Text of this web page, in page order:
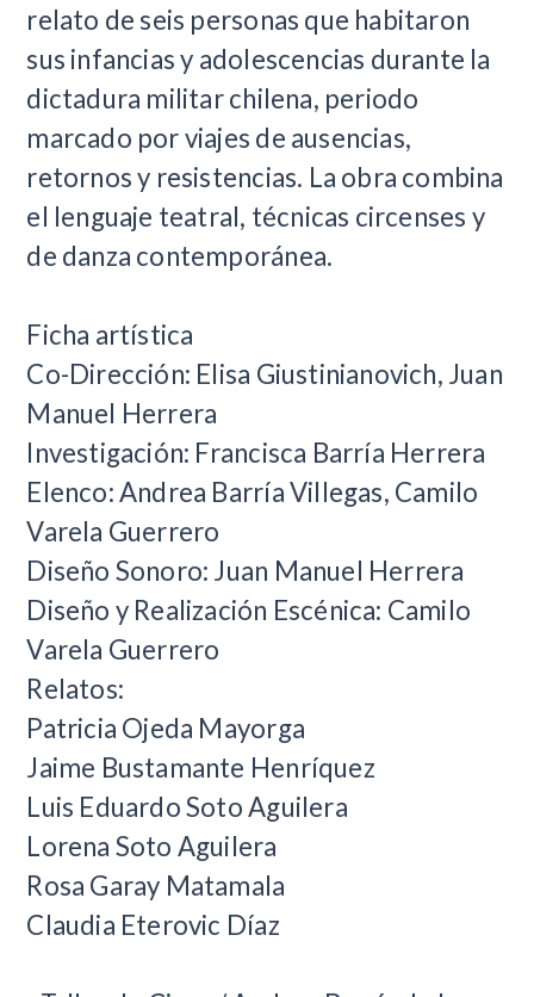
relato de seis personas que habitaron
sus infancias y adolescencias durante la
dictadura militar chilena, periodo
marcado por viajes de ausencias,
retornos y resistencias. La obra combina
el lenguaje teatral, técnicas circenses y
de danza contemporánea.
Ficha artística
Co-Dirección: Elisa Giustinianovich, Juan
Manuel Herrera
Investigación: Francisca Barría Herrera
Elenco: Andrea Barría Villegas, Camilo
Varela Guerrero
Diseño Sonoro: Juan Manuel Herrera
Diseño y Realización Escénica: Camilo
Varela Guerrero
Relatos:
Patricia Ojeda Mayorga
Jaime Bustamante Henríquez
Luis Eduardo Soto Aguilera
Lorena Soto Aguilera
Rosa Garay Matamala
Claudia Eterovic Díaz